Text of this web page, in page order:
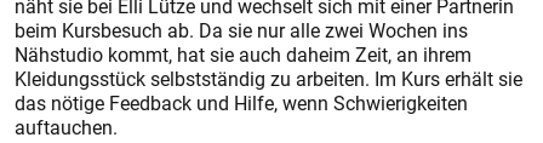
näht sie bei Elli Lütze und wechselt sich mit einer Partnerin
beim Kursbesuch ab. Da sie nur alle zwei Wochen ins
Nähstudio kommt, hat sie auch daheim Zeit, an ihrem
Kleidungsstück selbstständig zu arbeiten. Im Kurs erhält sie
das nötige Feedback und Hilfe, wenn Schwierigkeiten
auftauchen.